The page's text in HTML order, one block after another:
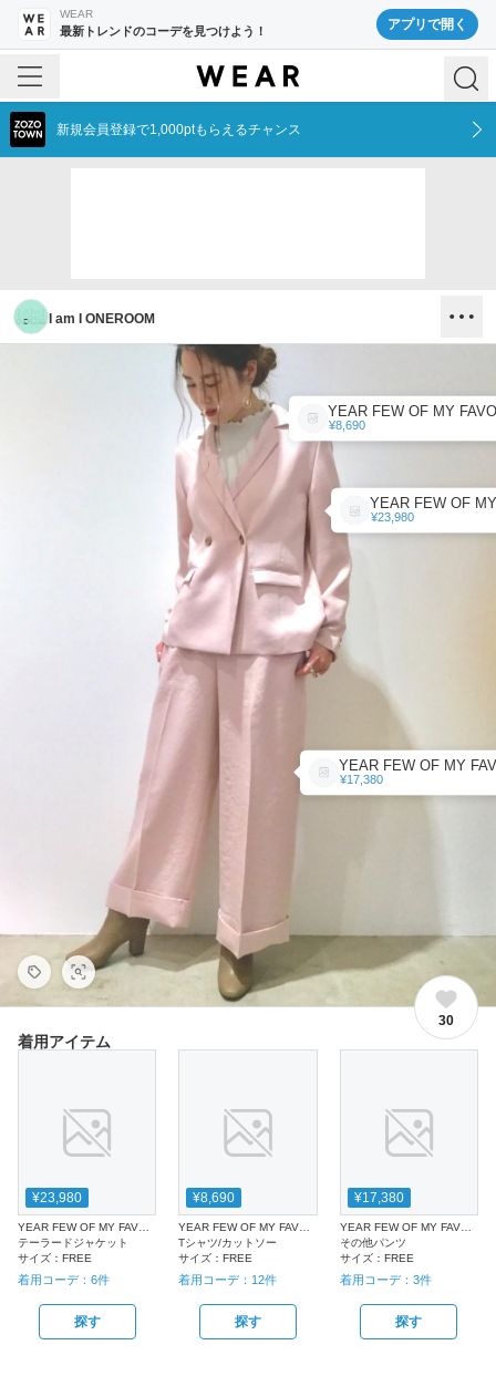
WEAR
最新トレンドのコーデを見つけよう！ アプリで開く
新規会員登録で1,000ptもらえるチャンス
I am I ONEROOM
¥23,980
¥8,690
¥17,380
30
着用アイテム
¥23,980
テーラードジャケット
サイズ： FREE
着用コーデ： 6件
探す
¥8,690
Tシャツ/カットソー
サイズ：FREE
着用コーデ： 12件
探す
¥17,380
YEAR FEW OF MY FAVORITE THINGS
その他パンツ
サイズ： FREE
着用コーデ： 3件
探す